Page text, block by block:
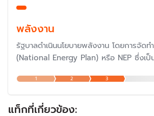
พลังงาน
รัฐบาลดำเนินนโยบายพลังงาน โดยการจัด
(National Energy Plan) หรือ NEP ซึ่งเ
ทิศทางการพัฒนานโยบายพลังงานของปร
ชอบคือ สำนักงานนโยบายและแผนพลังงา
พลังงาน ประกอบไปด้วยแผนพลังงานอีก
PDP แผน AEDP แผน EEP แผน Gas
1 2 3
แท็กที่เกี่ยวข้อง: